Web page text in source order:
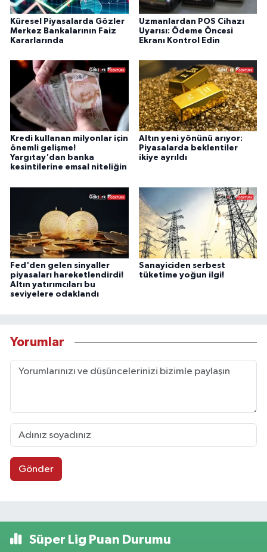
Küresel Piyasalarda Gözler
Merkez Bankalarının Faiz
Kararlarında
Uzmanlardan POS Cihazı
Uyarısı: Ödeme Öncesi
Ekranı Kontrol Edin
Kredi kullanan milyonlar için
önemli gelişme!
Yargıtay'dan banka
kesintilerine emsal niteliğin
Altın yeni yönünü arıyor:
Piyasalarda beklentiler
ikiye ayrıldı
Fed'den gelen sinyaller
piyasaları hareketlendirdi!
Altın yatırımcıları bu
seviyelere odaklandı
Sanayiciden serbest
tüketime yoğun ilgi!
Yorumlar
Gönder
Süper Lig Puan Durumu